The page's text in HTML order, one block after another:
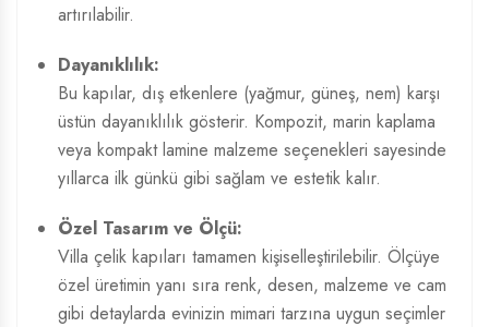
artırılabilir.
Dayanıklılık:
Bu kapılar, dış etkenlere (yağmur, güneş, nem) karşı
üstün dayanıklılık gösterir. Kompozit, marin kaplama
veya kompakt lamine malzeme seçenekleri sayesinde
yıllarca ilk günkü gibi sağlam ve estetik kalır.
Özel Tasarım ve Ölçü:
Villa çelik kapıları tamamen kişiselleştirilebilir. Ölçüye
özel üretimin yanı sıra renk, desen, malzeme ve cam
gibi detaylarda evinizin mimari tarzına uygun seçimler